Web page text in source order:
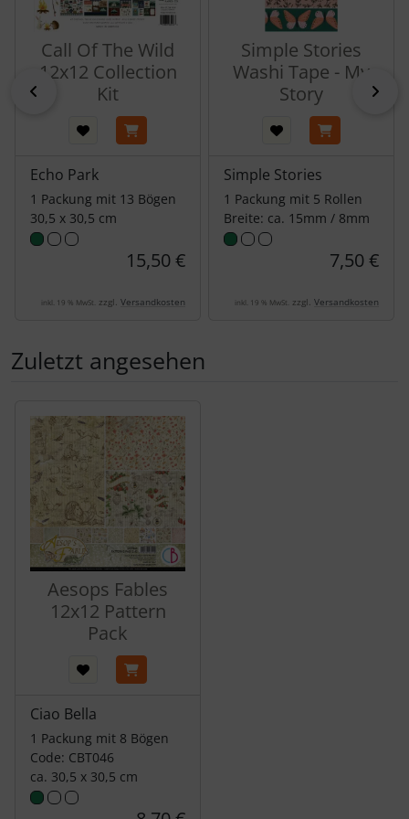
Call Of The Wild
12x12 Collection
Kit
Echo Park
1 Packung mit 13 Bögen
30,5 x 30,5 cm
15,50 €
inkl. 19 % MwSt. zzgl. Versandkosten
Simple Stories
Washi Tape - My
Story
Simple Stories
1 Packung mit 5 Rollen
Breite: ca. 15mm / 8mm
7,50 €
inkl. 19 % MwSt. zzgl. Versandkosten
Zuletzt angesehen
Aesops Fables
12x12 Pattern
Pack
Ciao Bella
1 Packung mit 8 Bögen
Code: CBT046
ca. 30,5 x 30,5 cm